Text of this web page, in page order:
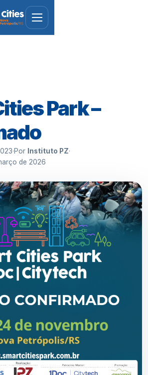
Park –
·Por Instituto PZ·
de 2026